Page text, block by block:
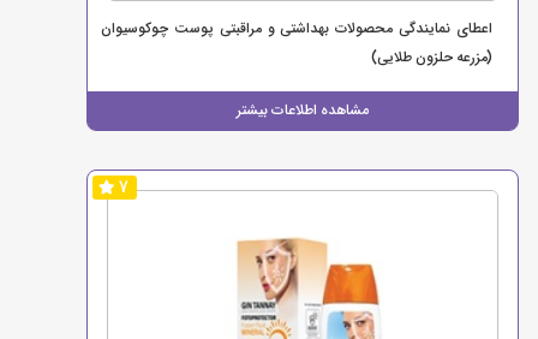
اعطای نمایندگی محصولات بهداشتی و مراقبتی پوست چوکوسیوان
(مزرعه حلزون طلایی)
مشاهده اطلاعات بیشتر
7